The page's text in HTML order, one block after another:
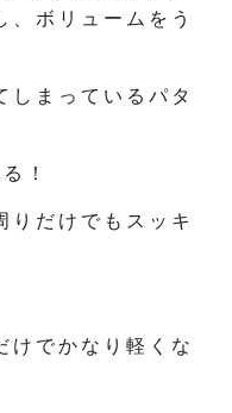
、ボリュームをう
まっているパタ
！
だけでもスッキ
でかなり軽くな